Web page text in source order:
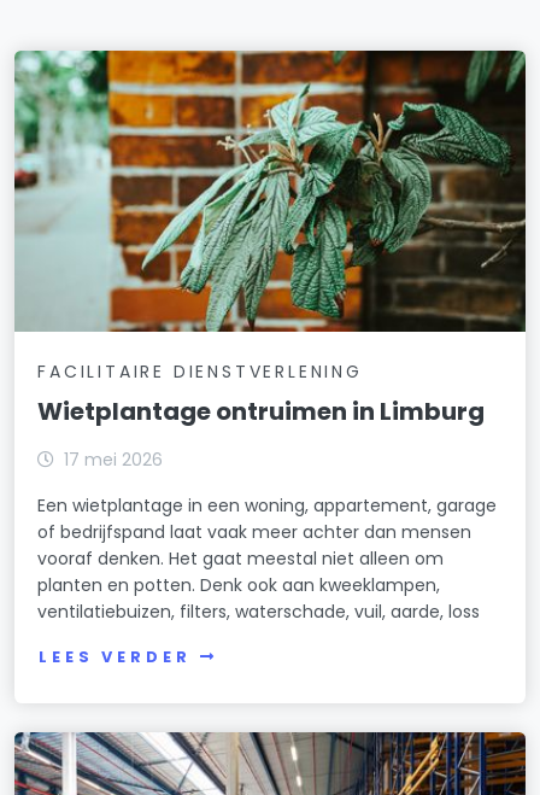
FACILITAIRE DIENSTVERLENING
Wietplantage ontruimen in Limburg
17 mei 2026
Een wietplantage in een woning, appartement, garage
of bedrijfspand laat vaak meer achter dan mensen
vooraf denken. Het gaat meestal niet alleen om
planten en potten. Denk ook aan kweeklampen,
ventilatiebuizen, filters, waterschade, vuil, aarde, loss
LEES VERDER